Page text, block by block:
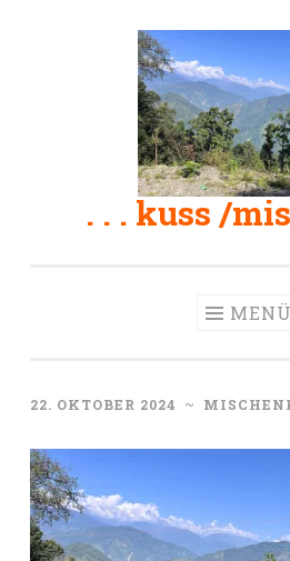
. . . kuss /
MENÜ
22. OKTOBER 2024 ~